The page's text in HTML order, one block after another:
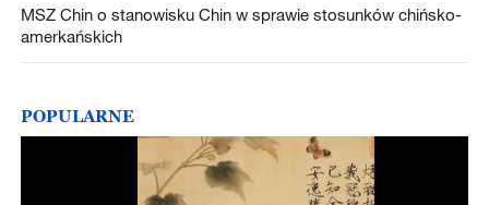
MSZ Chin o stanowisku Chin w sprawie stosunków chińsko-
amerkańskich
POPULARNE